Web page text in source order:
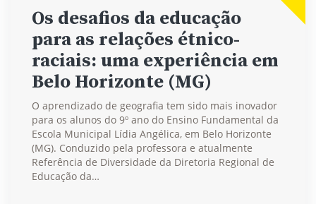
Os desafios da educação
para as relações étnico-
raciais: uma experiência em
Belo Horizonte (MG)
O aprendizado de geografia tem sido mais inovador
para os alunos do 9º ano do Ensino Fundamental da
Escola Municipal Lídia Angélica, em Belo Horizonte
(MG). Conduzido pela professora e atualmente
Referência de Diversidade da Diretoria Regional de
Educação da…